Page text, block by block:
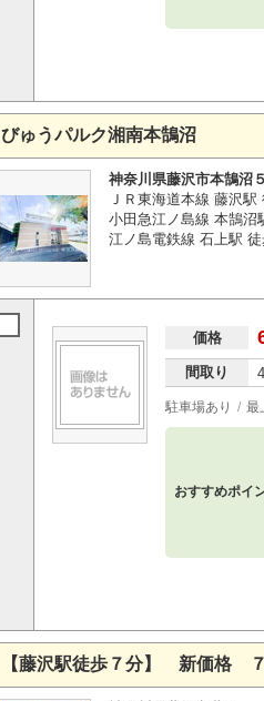
びゅうパルク湘南本鵠沼
神奈川県藤沢市本鵠沼５
ＪＲ東海道本線 藤沢駅
小田急江ノ島線 本鵠沼
江ノ島電鉄線 石上駅 徒
価格
間取り
駐車場あり 最
おすすめポイ
【藤沢駅徒歩７分】 新価格